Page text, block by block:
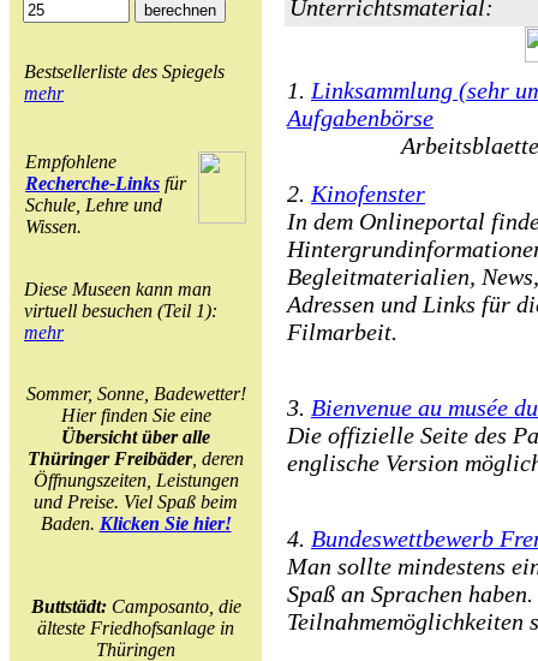
Bestsellerliste des Spiegels
mehr
Empfohlene
Recherche-Links für
Schule, Lehre und
Wissen.
Diese Museen kann man
virtuell besuchen (Teil 1):
mehr
Sommer, Sonne, Badewetter!
Hier finden Sie eine
Übersicht über alle
Thüringer Freibäder, deren
Öffnungszeiten, Leistungen
und Preise. Viel Spaß beim
Baden. Klicken Sie hier!
Buttstädt:Camposanto, die
älteste Friedhofsanlage in
Thüringen
Unterrichtsmaterial:
1. Linksammlung (sehr
Aufgabenbörse
2. Kinofenster
In dem Onlineportal
Begleitmaterialien,
Adressen und Links für
Filmarbeit.
3. Bienvenue au musée
Die offizielle Seite des
englische Version
4. Bundeswettbewerb
Man sollte mindestens
Spaß an Sprachen
Teilnahmemöglichkeiten